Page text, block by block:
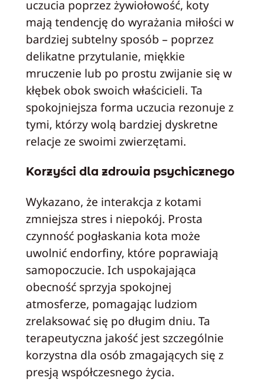
uczucia poprzez żywiołowość, koty
mają tendencję do wyrażania miłości w
bardziej subtelny sposób – poprzez
delikatne przytulanie, miękkie
mruczenie lub po prostu zwijanie się w
kłębek obok swoich właścicieli. Ta
spokojniejsza forma uczucia rezonuje z
tymi, którzy wolą bardziej dyskretne
relacje ze swoimi zwierzętami.
Korzyści dla zdrowia psychicznego
Wykazano, że interakcja z kotami
zmniejsza stres i niepokój. Prosta
czynność pogłaskania kota może
uwolnić endorfiny, które poprawiają
samopoczucie. Ich uspokajająca
obecność sprzyja spokojnej
atmosferze, pomagając ludziom
zrelaksować się po długim dniu. Ta
terapeutyczna jakość jest szczególnie
korzystna dla osób zmagających się z
presją współczesnego życia.